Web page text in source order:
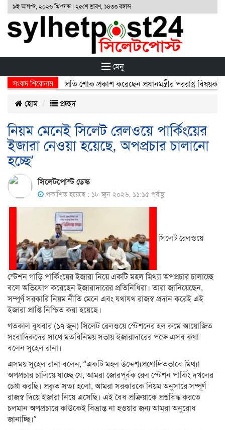
৯ই আগস্ট, ২০২৬ খ্রিস্টাব্দ | ২৫শে শ্রাবণ, ১৪৩৩ বঙ্গাব্দ
মেনু
সংবাদ শিরোনাম
নিহতদের প্রতি শোক প্রকাশ করেছেন প্রধানমন্ত্রীর পররাষ্ট্র বিষয়ক
হোম
প্রচ্ছদ
নিয়ম মেনেই সিলেট রেলওয়ে পার্কিংয়ের
ইজারা নেওয়া হয়েছে, অপপ্রচার চালানো
হচ্ছে’
সিলেটপোস্ট ডেস্ক
প্রকাশিত হয়েছে : ১৮ জুন ২০২৬, ১১:১৫ পূর্বাহ্ণ
সিলেট রেলওয়ে
স্টেশন গাড়ি পার্কিংয়ের ইজারা নিয়ে একটি মহল মিথ্যা অপপ্রচার চালাচ্ছে
বলে অভিযোগ করেছেন ইজারাদারের প্রতিনিধিরা। তারা জানিয়েছেন,
সম্পূর্ণ সরকারি নিয়ম নীতি মেনে এবং যথাযথ রাজস্ব প্রদান করেই এই
ইজারা প্রাপ্তি নিশ্চিত করা হয়েছে।
গতকাল বুধবার (১৭ জুন) সিলেট রেলওয়ে স্টেশনের হল রুমে আয়োজিত
সংবাদিকদের সাথে মতবিনিময় সভায় ইজারাদারের পক্ষে এসব কথা
বলেন সুহেল রানা।
এসময় সুহেল রানা বলেন, “একটি মহল উদ্দেশ্যপ্রণোদিতভাবে মিথ্যা
অপপ্রচার চালিয়ে যাচ্ছে যে, আমরা জোরপূর্বক রেল স্টেশন পার্কিং দখলের
চেষ্টা করছি। প্রকৃত সত্য হলো, আমরা সরকারকে নিয়ম অনুসারে সম্পূর্ণ
রাজস্ব দিয়ে ইজারা নিয়ে এসেছি। এই বৈধ প্রক্রিয়াকে প্রশ্নবিদ্ধ করতে
চলমান অপপ্রচারে কাউকেই বিভ্রান্ত না হওয়ার জন্য আমরা অনুরোধ
জানাচ্ছি।”